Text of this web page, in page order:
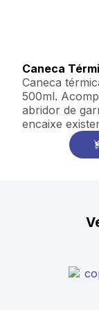
Caneca
Caneca
500ml.
abridor de
encaixe